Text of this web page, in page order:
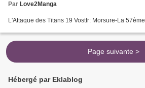
Par Love2Manga
L'Attaque des Titans 19 Vostfr: Morsure-La
Page suivante >
Hébergé par Eklablog